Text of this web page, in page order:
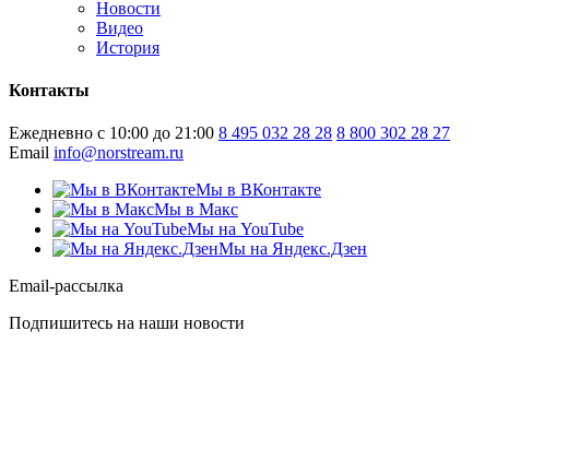
Новости
Видео
История
Контакты
Ежедневно с 10:00 до 21:00 8 495 032 28 28 8 800 302 28 27
Email info@norstream.ru
Мы в ВКонтакте
Мы в Макс
Мы на YouTube
Мы на Яндекс.Дзен
Email-рассылка
Подпишитесь на наши новости